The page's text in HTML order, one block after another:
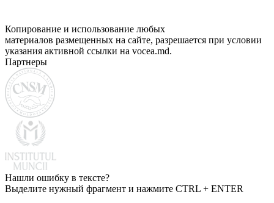
Копирование и использование любых
материалов размещенных на сайте, разрешается при условии
указания активной ссылки на vocea.md.
Партнеры
Нашли ошибку в тексте?
Выделите нужный фрагмент и нажмите CTRL + ENTER